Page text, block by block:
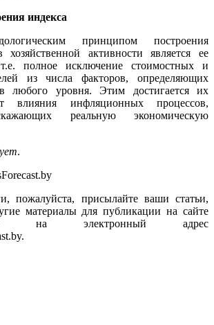
индекса
принципом построения
хозяйственной активности является ее
т.е. полное исключение стоимостных и
из числа факторов, определяющих
любого уровня. Этим достигается их
влияния инфляционных процессов,
реальную экономическую
.
пожалуйста, присылайте ваши статьи,
материалы для публикации на сайте
на электронный адрес